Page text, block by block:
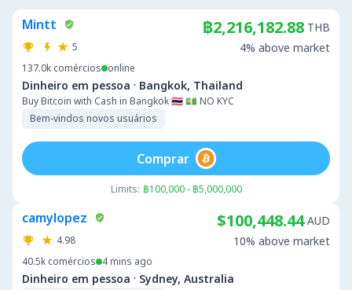
Mintt
5
137.0k comércios online
Dinheiro em pessoa · Bangkok, Thailand
Buy Bitcoin with Cash in Bangkok 🇹🇭 💵 NO KYC
Bem-vindos novos usuários
฿2,216,182.88 THB
4% above market
Limits: ฿100,000 - ฿5,000,000
Comprar
camylopez
4.98
40.5k comércios 4 mins ago
Dinheiro em pessoa · Sydney, Australia
$100,448.44 AUD
10% above market